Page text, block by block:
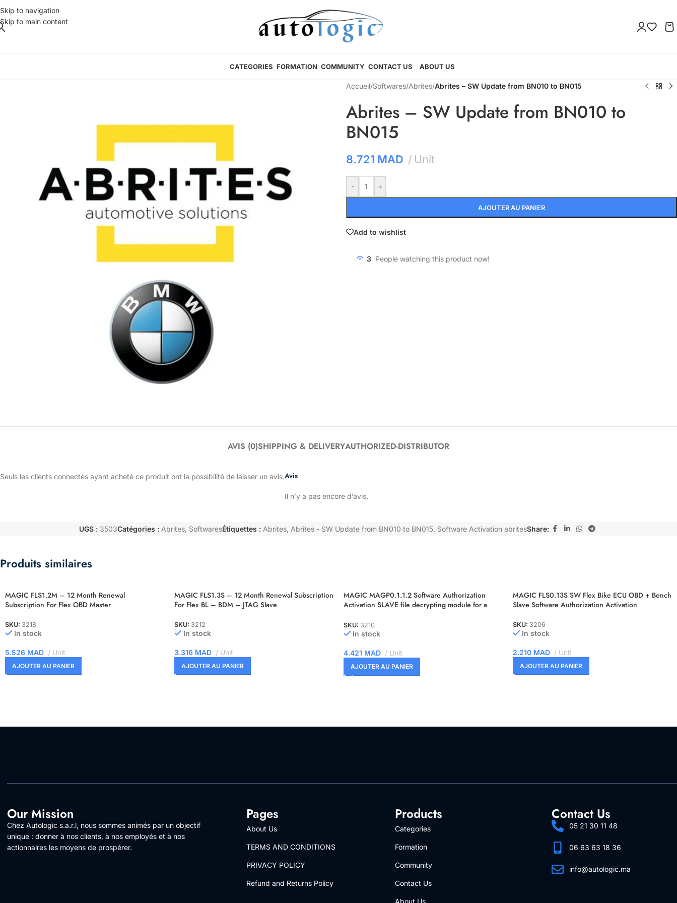
Skip to navigation
Skip to main content
CATEGORIES FORMATION COMMUNITY CONTACT US ABOUT US
Accueil/Softwares/Abrites/Abrites – SW Update from BN010 to BN015
Abrites – SW Update from BN010 to
BN015
8.721 MAD Unit
- +
AJOUTER AU PANIER
Add to wishlist
3 People watching this product now!
AVIS (0)SHIPPING & DELIVERYAUTHORIZED-DISTRIBUTOR
Avis
Il n’y a pas encore d’avis.
Seuls les clients connectés ayant acheté ce produit ont la possibilité de laisser un avis.
UGS : 3503Catégories : Abrites, SoftwaresÉtiquettes : Abrites, Abrites - SW Update from BN010 to BN015, Software Activation abritesShare:
Produits similaires
MAGIC FLS1.2M – 12 Month Renewal
Subscription For Flex OBD Master
SKU: 3218
In stock
5.526 MAD Unit
AJOUTER AU PANIER
MAGIC FLS1.3S – 12 Month Renewal Subscription
For Flex BL – BDM – JTAG Slave
SKU: 3212
In stock
3.316 MAD Unit
AJOUTER AU PANIER
MAGIC MAGP0.1.1.2 Software Authorization
Activation SLAVE file decrypting module for a
SKU: 3210
In stock
4.421 MAD Unit
AJOUTER AU PANIER
MAGIC FLS0.13S SW Flex Bike ECU OBD + Bench
Slave Software Authorization Activation
SKU: 3206
In stock
2.210 MAD Unit
AJOUTER AU PANIER
Our Mission
Chez Autologic s.a.r.l, nous sommes animés par un objectif
unique : donner à nos clients, à nos employés et à nos
actionnaires les moyens de prospérer.
Pages
About Us
TERMS AND CONDITIONS
PRIVACY POLICY
Refund and Returns Policy
Products
Categories
Formation
Community
Contact Us
About Us
Contact Us
05 21 30 11 48
06 63 63 18 36
info@autologic.ma